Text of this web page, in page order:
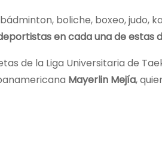
boliche, boxeo, judo,
en cada una de estas
de la Liga Universitaria de
Mayerlin Mejía,